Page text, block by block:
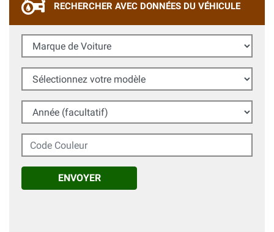
RECHERCHER AVEC DONNÉES DU VÉHICULE
Marque de Voiture
Sélectionnez votre modèle
Année (facultatif)
Code Couleur
ENVOYER